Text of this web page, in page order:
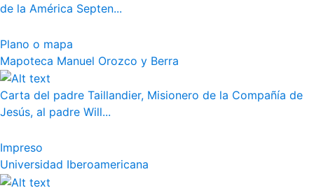
de la América Septen...
Plano o mapa
Mapoteca Manuel Orozco y Berra
Carta del padre Taillandier, Misionero de la Compañía de
Jesús, al padre Will...
Impreso
Universidad Iberoamericana